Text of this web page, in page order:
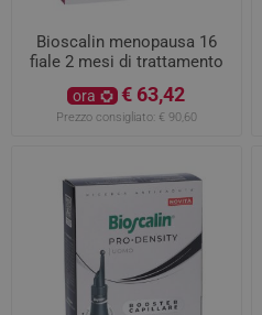
Bioscalin menopausa 16
fiale 2 mesi di trattamento
ora € 63,42
Prezzo consigliato: € 90,60